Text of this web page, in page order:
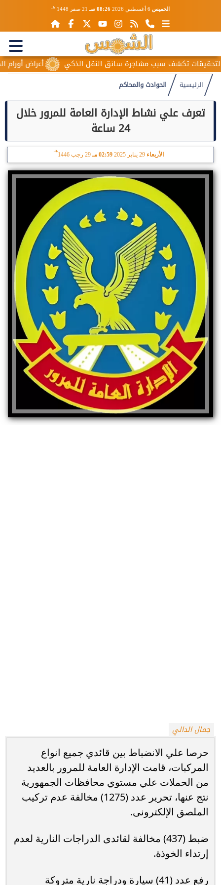
الخميس 08:26 صـ 21 صفر 1448 هـ
أعراض أورام تكشف سبب مشاجرة سائق النقل الذكي
الرئيسية الحوادث والمحاكم
تعرف علي نشاط الإدارة العامة للمرور خلال
24 ساعة
الأربعاء 29 يناير 2025 02:59 مـ 29 رجب 1446
هـ
جمال الدالي
حرصا علي الانضباط بين قائدي جميع انواع
المركبات، قامت الإدارة العامة للمرور بالعديد
من الحملات علي مستوي محافظات الجمهورية
نتج عنها، تحرير عدد (1275) مخالفة عدم تركيب
الملصق الإلكترونى.
ضبط (437) مخالفة لقائدى الدراجات النارية لعدم
إرتداء الخوذة.
رفع عدد (41) سيارة ودراجة نارية متروكة